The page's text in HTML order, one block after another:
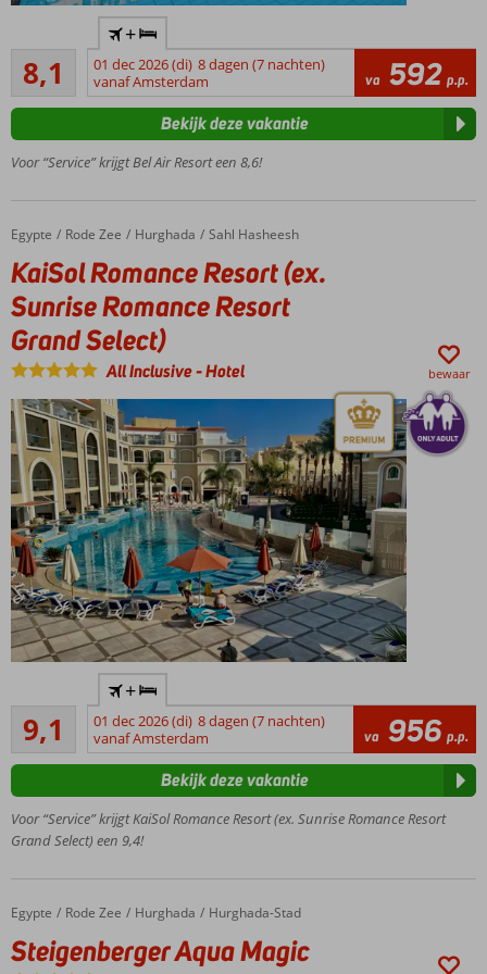
min.
leeftijd
18 jaar
aan het
strand
en
over
een
eigen
huisrif
Diverse
restaurants
beschikbaar
8,1Zeer goed
203
beoordelingen
+
01 dec 2026 (di) 8 dagen (7 nachten)
vanaf Amsterdam
va 592 p.p.
Voor “Service” krijgt Bel Air Resort een 8,6!
Bekijk deze vakantie
Home
Egypte Rode Zee Hurghada Sahl Hasheesh
KaiSol Romance Resort (ex. Sunrise Romance Resort Grand Select)
KaiSol Romance Resort (ex.
Sunrise Romance Resort
Grand Select)
All Inclusive-Hotel bewaar
min.
leeftijd
16 jaar
Premium
Selection
resort met
romantische
Direct aan
het
privéstrand
9,1
Uitstekend
167
beoordelingen
+
01 dec 2026 (di) 8 dagen (7 nachten)
vanaf Amsterdam
va 956 p.p.
Voor “Service” krijgt KaiSol Romance Resort (ex. Sunrise Romance Resort
Grand Select) een 9,4!
Bekijk deze vakantie
Home
Egypte Rode Zee Hurghada Hurghada-Stad
Steigenberger Aqua Magic
Steigenberger Aqua Magic